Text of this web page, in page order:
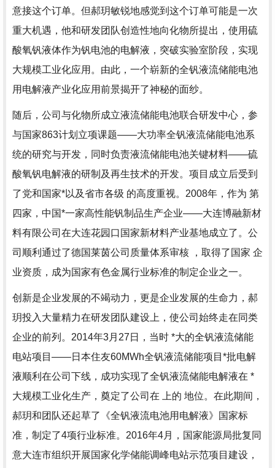
意接这个订单。但郝玥敏锐地感觉到这个订单可能是一次
重大机遇，他和研发团队创造性地向化物所提出，使用硫
酸氧钒液体作为钒电池的电解液，突破实验室阶段，实现
大规模工业化应用。由此，一个崭新的全钒液流储能电池
用电解液产业化应用前景揭开了神秘的面纱。
随后，公司与化物所成立液流储能电池联合研发中心，参
与国家863计划立项课题——大功率全钒液流储能电池系
统的研究与开发，同时负责液流储能电池关键材料——硫
酸氧钒电解液的研制及再生技术的开发。项目成立后受到
了党和国家*以及省市各级 的高度重视。2008年，作为 第
四家，中国*一家高性能钒制品生产企业——大连博融新材
料有限公司在大连花园口国家新材料产业基地成立了。公
司顺利通过了德国莱茵公司质量体系审核 ，取得了国家 企
业资质，成为国家有色金属行业标准的制定企业之一。
创新是企业发展的不竭动力，更是企业发展的生命力，郝
玥投入大量精力在研发团队建设上，使公司始终走在同类
企业的前列。2014年3月27日，当时 *大的全钒液流储能
电站项目——日本住友60MWh全钒液流储能项目*批电解
液顺利在公司下线，成功实现了全钒液流储能电解液在 *
大规模工业化生产，奠定了公司在 上的 地位。在此期间，
郝玥和团队还起草了《全钒液流电池用电解液》国家标
准，制定了4项行业标准。2016年4月，国家能源局批复同
意大连市组织开展国家化学储能调峰电站示范项目建设，